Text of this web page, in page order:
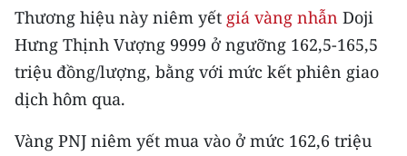
Media Thể thao
Media Giáo dục
Media Y tế
Media Khoa học - Công nghệ
​Thương hiệu này niêm yết giá vàng nhẫn Doji
Hưng Thịnh Vượng 9999 ở ngưỡng 162,5-165,5
triệu đồng/lượng, bằng với mức kết phiên giao
dịch hôm qua.
​Vàng PNJ niêm yết mua vào ở mức 162,6 triệu